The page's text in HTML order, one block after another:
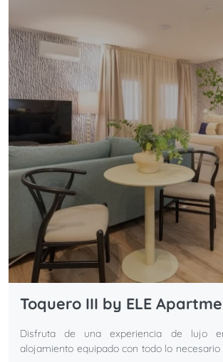
Toquero III by ELE
Disfruta de una experiencia de lujo
alojamiento equipado con todo lo